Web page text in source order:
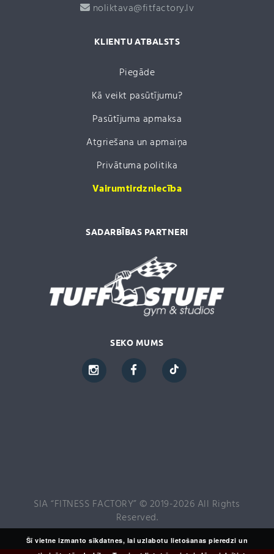
noliktava@fitfactory.lv
KLIENTU ATBALSTS
Piegāde
Kā veikt pasūtījumu?
Pasūtījuma apmaksa
Atgriešana un apmaiņa
Privātuma politika
Vairumtirdzniecība
SADARBĪBAS PARTNERI
SEKO MUMS
SIA “FITNESS FACTORY” © 2019-2026 All Rights
Reserved.
Šī vietne izmanto sīkdatnes, lai uzlabotu lietošanas pieredzi un